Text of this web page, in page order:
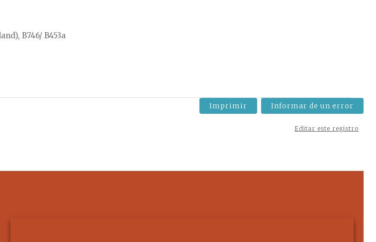
B746/ B453a
Imprimir Informar de un error
Editar este registro